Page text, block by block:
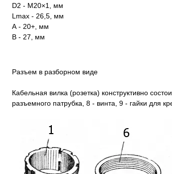
D2 - М20×1, мм
Lmax - 26,5, мм
А - 20+, мм
В - 27, мм
Разъем в разборном виде
Кабельная вилка (розетка) конструктивно
разъемного патрубка, 8 - винта, 9 - гайки для